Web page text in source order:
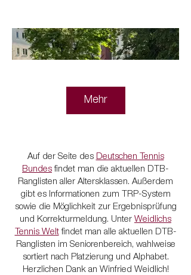
HERREN 1
MF: Fabian Fahrtmann
ffahrtmann@googlemail.com
Mehr
Auf der Seite des Deutschen Tennis
Bundes findet man die aktuellen DTB-
Ranglisten aller Altersklassen. Außerdem
gibt es Informationen zum TRP-System
sowie die Möglichkeit zur Ergebnisprüfung
und Korrekturmeldung. Unter Weidlichs
Tennis Weltfindet man alle aktuellen DTB-
Ranglisten im Seniorenbereich, wahlweise
sortiert nach Platzierung und Alphabet.
Herzlichen Dank an Winfried Weidlich!